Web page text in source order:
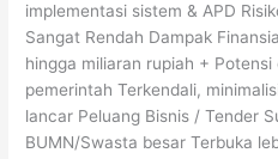
implementasi sistem & APD
Sangat Rendah Dampak
hingga miliaran rupiah +
pemerintah Terkendali,
lancar Peluang Bisnis / Tender
BUMN/Swasta besar Terbuka